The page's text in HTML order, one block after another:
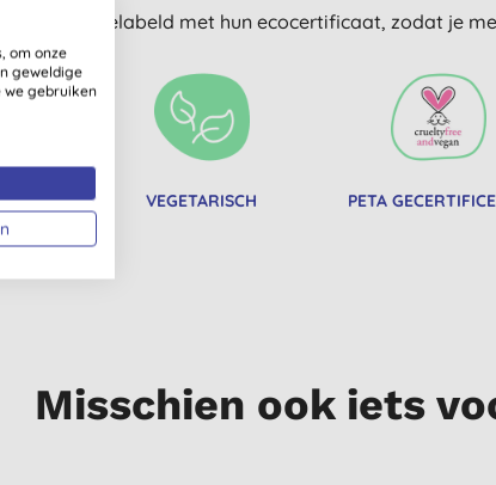
duidelijk gelabeld met hun ecocertificaat, zodat je
VEGETARISCH PETA
Misschien ook iets
om onze
geweldige
we gebruiken